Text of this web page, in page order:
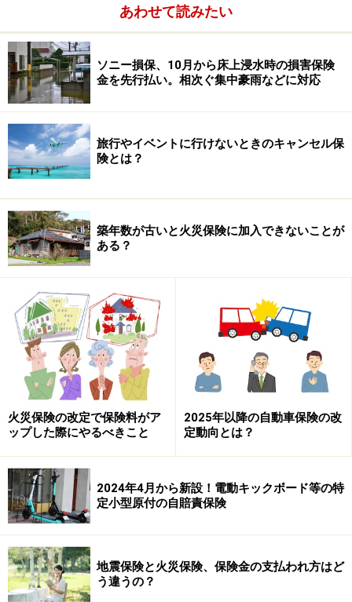
では、具体的にはどの程度安くなるのでしょうか。平成
25年7月現在の長期係数は、下表のようになっていま
す。たとえば、１年契約の保険料が１万円だとします。
これを保険期間２年の一括払いにすると、１年間の保険
料１万円に２年の長期係数１．８５をかけた１万８５０
０円になるので、１年ごとに同じ内容の保険をかけるよ
り、保険料が１５００円安くなります。
下表をご覧頂くとお分かりのように、保険期間が長くな
ればなるほど、割引は大きくなります。たとえば３６年
を見ると係数は２４．８０ですから、保険期間は３６年
間でも、単純に２４年分ちょっとの保険料で済むという
こと。同じ内容で１年ごとに更新するのと比べれば、保
険料は確かに安くなります。
あわせて読みたい
ソニー損保、10月から床上浸水時の損害保険
金を先行払い。相次ぐ集中豪雨などに対応
旅行やイベントに行けないときのキャンセル保
険とは？
築年数が古いと火災保険に加入できないことが
ある？
火災保険の改定で保険料がア
ップした際にやるべきこと
2025年以降の自動車保険の改
定動向とは？
2024年4月から新設！電動キックボード等の特
定小型原付の自賠責保険
地震保険と火災保険、保険金の支払われ方はど
う違うの？